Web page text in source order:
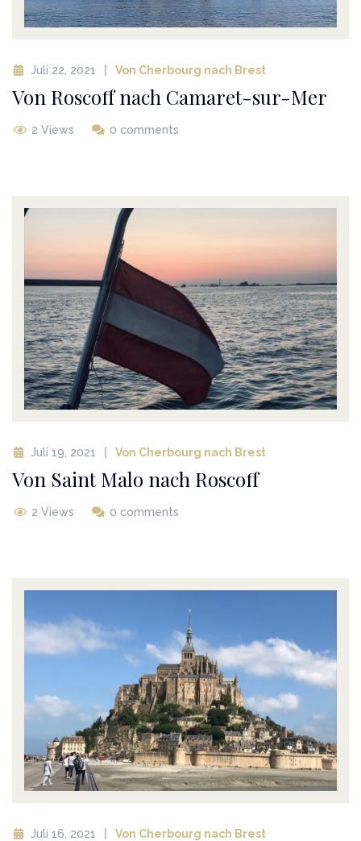
Juli 22, 2021 Von Cherbourg nach Brest
Von Roscoff nach Camaret-sur-Mer
2 Views 0 comments
Juli 19, 2021 Von Cherbourg nach Brest
Von Saint Malo nach Roscoff
2 Views 0 comments
Juli 16, 2021 Von Cherbourg nach Brest